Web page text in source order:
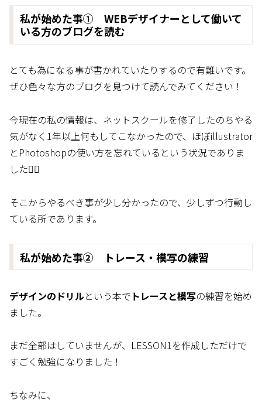
私が始めた事① WEBデザイナーとして働いて
いる方のブログを読む
とても為になる事が書かれていたりするので有難いです。
ぜひ色々な方のブログを見つけて読んでみてください！
今現在の私の情報は、ネットスクールを修了したのちやる
気がなく1年以上何もしてこなかったので、ほぼillustrator
とPhotoshopの使い方を忘れているという状況でありま
した🤦‍♂️
そこからやるべき事が少し分かったので、少しずつ行動し
ている所であります。
私が始めた事② トレース・模写の練習
デザインのドリルという本で トレースと模写の練習を始め
ました。
まだ全部はしていませんが、LESSON1を作成しただけで
すごく勉強になりました！
ちなみに、